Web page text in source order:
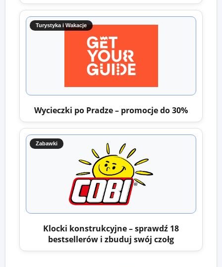
Turystyka i Wakacje
Wycieczki po Pradze – promocje do 30%
Zabawki
Klocki konstrukcyjne – sprawdź 18
bestsellerów i zbuduj swój czołg